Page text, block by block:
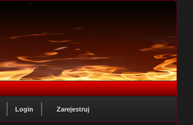
Login Zarejestruj